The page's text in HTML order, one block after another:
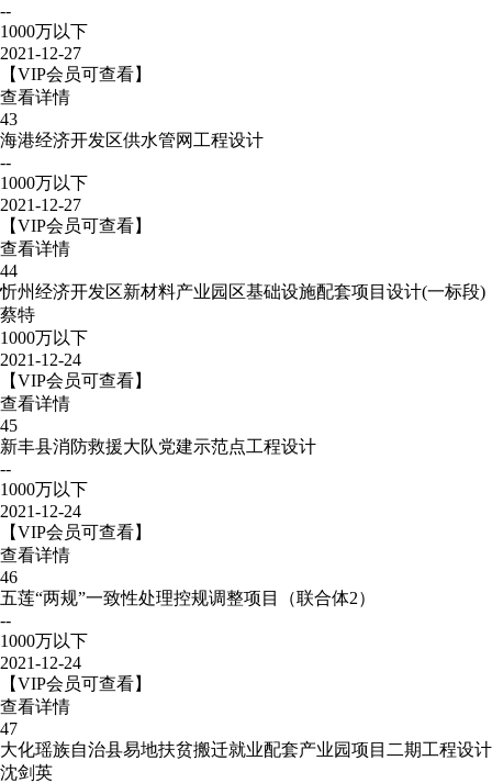
--
1000万以下
2021-12-27
【VIP会员可查看】
查看详情
43
海港经济开发区供水管网工程设计
--
1000万以下
2021-12-27
【VIP会员可查看】
查看详情
44
忻州经济开发区新材料产业园区基础设施配套项目设计(一标段)
蔡特
1000万以下
2021-12-24
【VIP会员可查看】
查看详情
45
新丰县消防救援大队党建示范点工程设计
--
1000万以下
2021-12-24
【VIP会员可查看】
查看详情
46
五莲“两规”一致性处理控规调整项目（联合体2）
--
1000万以下
2021-12-24
【VIP会员可查看】
查看详情
47
大化瑶族自治县易地扶贫搬迁就业配套产业园项目二期工程设计
沈剑英